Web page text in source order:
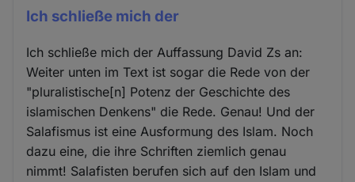
Ich schließe mich der
Ich schließe mich der Auffassung David Zs an:
Weiter unten im Text ist sogar die Rede von der
"pluralistische[n] Potenz der Geschichte des
islamischen Denkens" die Rede. Genau! Und der
Salafismus ist eine Ausformung des Islam. Noch
dazu eine, die ihre Schriften ziemlich genau
nimmt! Salafisten berufen sich auf den Islam und